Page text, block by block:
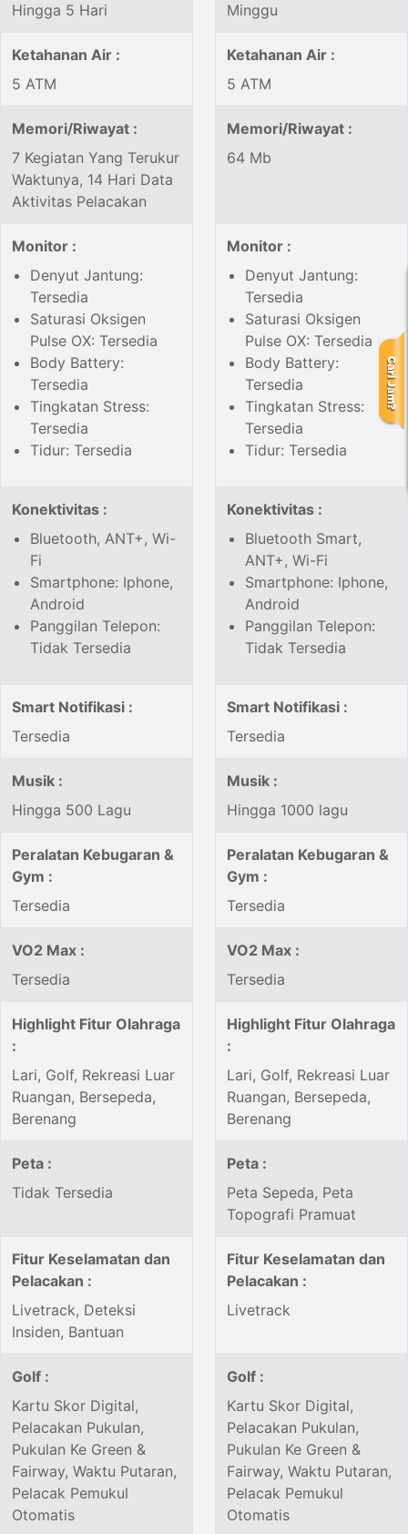
Hingga 5 Hari
Minggu
Ketahanan Air :
5 ATM
Ketahanan Air :
5 ATM
Memori/Riwayat :
7 Kegiatan Yang Terukur
Waktunya, 14 Hari Data
Aktivitas Pelacakan
Memori/Riwayat :
64 Mb
Monitor :
Denyut Jantung:
Tersedia
Saturasi Oksigen
Pulse OX: Tersedia
Body Battery:
Tersedia
Tingkatan Stress:
Tersedia
Tidur: Tersedia
Monitor :
Denyut Jantung:
Tersedia
Saturasi Oksigen
Pulse OX: Tersedia
Body Battery:
Tersedia
Tingkatan Stress:
Tersedia
Tidur: Tersedia
Konektivitas :
Bluetooth, ANT+, Wi-
Fi
Smartphone: Iphone,
Android
Panggilan Telepon:
Tidak Tersedia
Konektivitas :
Bluetooth Smart,
ANT+, Wi-Fi
Smartphone: Iphone,
Android
Panggilan Telepon:
Tidak Tersedia
Smart Notifikasi :
Tersedia
Smart Notifikasi :
Tersedia
Musik :
Hingga 500 Lagu
Musik :
Hingga 1000 lagu
Peralatan Kebugaran &
Gym :
Tersedia
Peralatan Kebugaran &
Gym :
Tersedia
VO2 Max :
Tersedia
VO2 Max :
Tersedia
Highlight Fitur Olahraga
:
Lari, Golf, Rekreasi Luar
Ruangan, Bersepeda,
Berenang
Highlight Fitur Olahraga
:
Lari, Golf, Rekreasi Luar
Ruangan, Bersepeda,
Berenang
Peta :
Tidak Tersedia
Peta :
Peta Sepeda, Peta
Topografi Pramuat
Fitur Keselamatan dan
Pelacakan :
Livetrack, Deteksi
Insiden, Bantuan
Fitur Keselamatan dan
Pelacakan :
Livetrack
Golf :
Kartu Skor Digital,
Pelacakan Pukulan,
Pukulan Ke Green &
Fairway, Waktu Putaran,
Pelacak Pemukul
Otomatis
Golf :
Kartu Skor Digital,
Pelacakan Pukulan,
Pukulan Ke Green &
Fairway, Waktu Putaran,
Pelacak Pemukul
Otomatis